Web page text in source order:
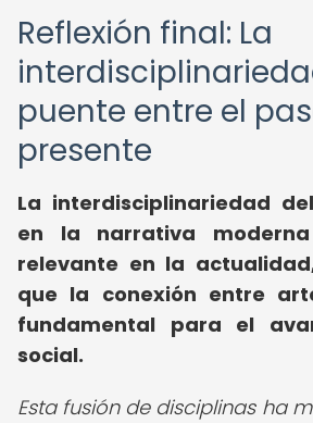
Reflexión final: La
puente entre el
presente
La interdisciplinariedad
en la narrativa
relevante en la
que la conexión entre
fundamental para el
social.
Esta fusión de disciplinas ha